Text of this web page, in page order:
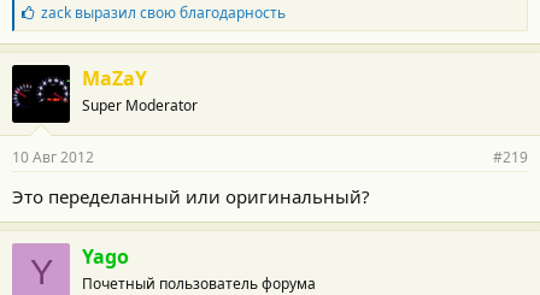
Б
л
а
г
о
д
а
н
с
т
и
zackвыразил свою благодарность
MaZaY
Super Moderator
10 Авг 2012 #219
Это переделанный или оригинальный?
Y Yago
Почетный пользователь форума